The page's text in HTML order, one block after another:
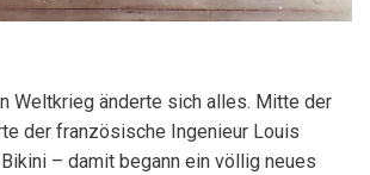
Weltkrieg änderte sich alles. Mitte der
der französische Ingenieur Louis
– damit begann ein völlig neues